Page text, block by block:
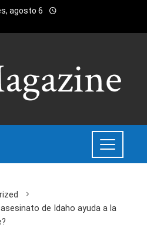
agosto 6
de Idaho ayuda a la